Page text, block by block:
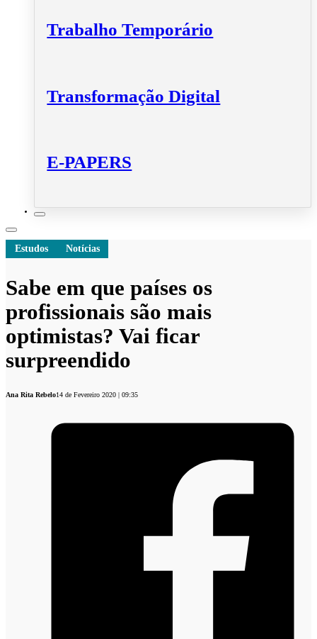
Trabalho Temporário
Transformação Digital
E-PAPERS
Estudos Notícias
Sabe em que países os
profissionais são mais
optimistas? Vai ficar
surpreendido
Ana Rita Rebelo14 de Fevereiro 2020 | 09:35